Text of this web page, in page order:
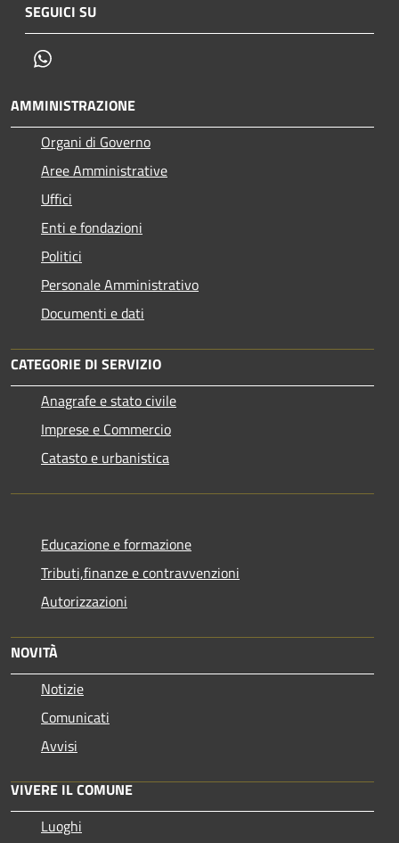
SEGUICI SU
AMMINISTRAZIONE
Organi di Governo
Aree Amministrative
Uffici
Enti e fondazioni
Politici
Personale Amministrativo
Documenti e dati
CATEGORIE DI SERVIZIO
Anagrafe e stato civile
Imprese e Commercio
Catasto e urbanistica
Educazione e formazione
Tributi,finanze e contravvenzioni
Autorizzazioni
NOVITÀ
Notizie
Comunicati
Avvisi
VIVERE IL COMUNE
Luoghi